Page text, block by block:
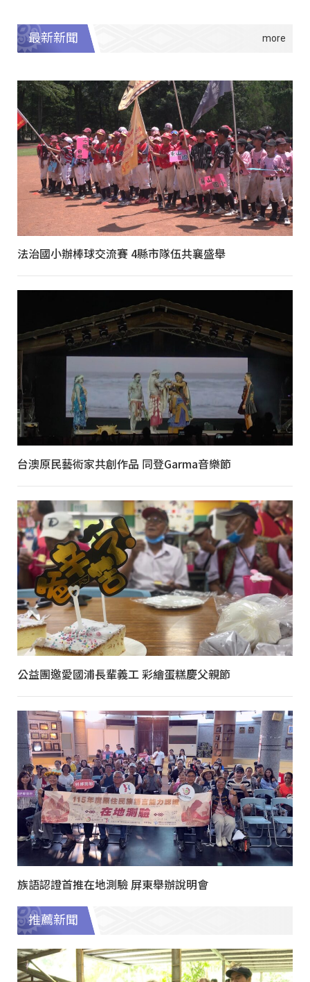
最新新聞
法治國小辦棒球交流賽 4縣市隊伍共襄盛舉
台澳原民藝術家共創作品 同登Garma音樂節
公益團邀愛國浦長輩義工 彩繪蛋糕慶父親節
族語認證首推在地測驗 屏東舉辦說明會
推薦新聞